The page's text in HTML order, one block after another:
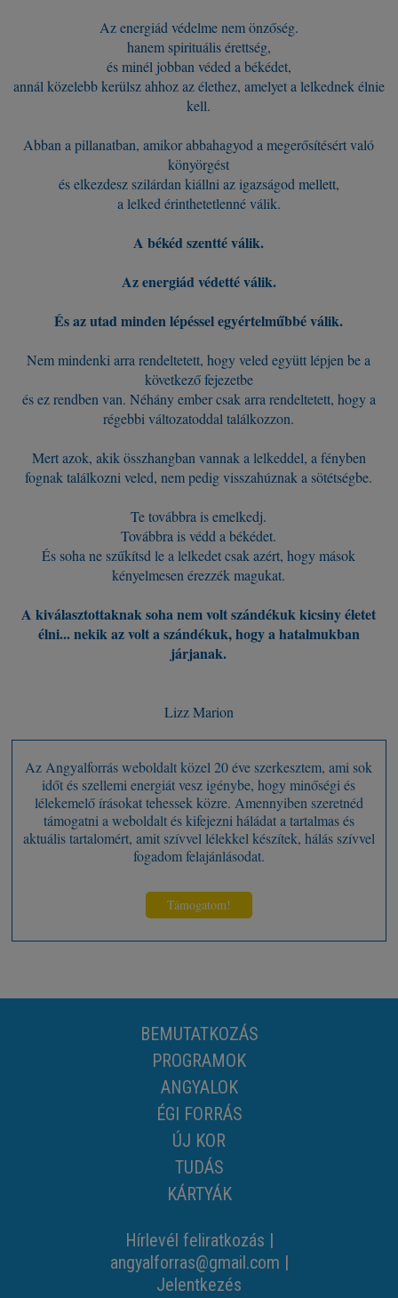
Az energiád védelme nem önzőség.
hanem spirituális érettség,
és minél jobban véded a békédet,
annál közelebb kerülsz ahhoz az élethez, amelyet a lelkednek élnie
kell.
Abban a pillanatban, amikor abbahagyod a megerősítésért való
könyörgést
és elkezdesz szilárdan kiállni az igazságod mellett,
a lelked érinthetetlenné válik.
A békéd szentté válik.
Az energiád védetté válik.
És az utad minden lépéssel egyértelműbbé válik.
Nem mindenki arra rendeltetett, hogy veled együtt lépjen be a
következő fejezetbe
és ez rendben van. Néhány ember csak arra rendeltetett, hogy a
régebbi változatoddal találkozzon.
Mert azok, akik összhangban vannak a lelkeddel, a fényben
fognak találkozni veled, nem pedig visszahúznak a sötétségbe.
Te továbbra is emelkedj.
Továbbra is védd a békédet.
És soha ne szűkítsd le a lelkedet csak azért, hogy mások
kényelmesen érezzék magukat.
A kiválasztottaknak soha nem volt szándékuk kicsiny életet
élni... nekik az volt a szándékuk, hogy a hatalmukban
járjanak.
Lizz Marion
Az Angyalforrás weboldalt közel 20 éve szerkesztem, ami sok
időt és szellemi energiát vesz igénybe, hogy minőségi és
lélekemelő írásokat tehessek közre. Amennyiben szeretnéd
támogatni a weboldalt és kifejezni háládat a tartalmas és
aktuális tartalomért, amit szívvel lélekkel készítek, hálás szívvel
fogadom felajánlásodat.
Támogatom!
BEMUTATKOZÁS
PROGRAMOK
ANGYALOK
ÉGI FORRÁS
ÚJ KOR
TUDÁS
KÁRTYÁK
Hírlevél feliratkozás |
angyalforras@gmail.com |
Jelentkezés